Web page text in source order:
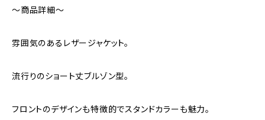
～商品詳細～
雰囲気のあるレザージャケット。
流行りのショート丈ブルゾン型。
フロントのデザインも特徴的でスタンドカラーも魅力。